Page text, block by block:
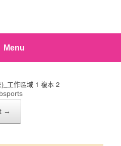
Menu
工作區域 1 複本 2
→